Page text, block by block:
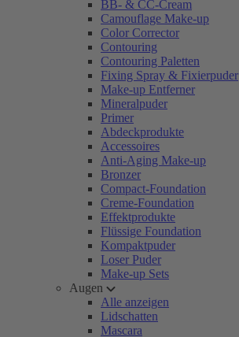
BB- & CC-Cream
Camouflage Make-up
Color Corrector
Contouring
Contouring Paletten
Fixing Spray & Fixierpuder
Make-up Entferner
Mineralpuder
Primer
Abdeckprodukte
Accessoires
Anti-Aging Make-up
Bronzer
Compact-Foundation
Creme-Foundation
Effektprodukte
Flüssige Foundation
Kompaktpuder
Loser Puder
Make-up Sets
Augen
Alle anzeigen
Lidschatten
Mascara